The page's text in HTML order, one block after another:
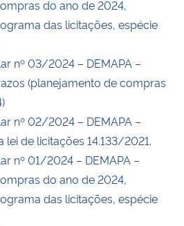
do ano de 2024,
das licitações, espécie
nº 03/2024 – DEMAPA –
(planejamento de compras
nº 02/2024 – DEMAPA –
lei de licitações 14.133/2021.
nº 01/2024 – DEMAPA –
do ano de 2024,
das licitações, espécie